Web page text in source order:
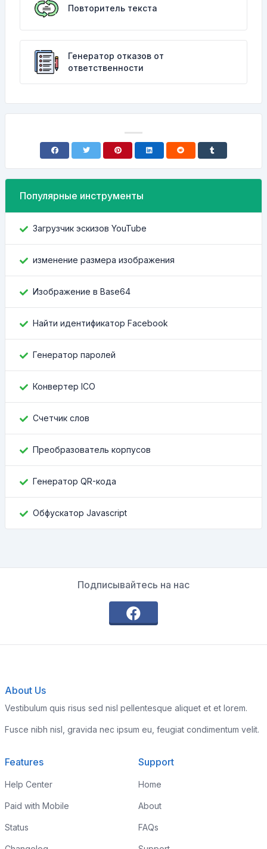
Повторитель текста
Генератор отказов от
ответственности
Популярные инструменты
Загрузчик эскизов YouTube
изменение размера изображения
Изображение в Base64
Найти идентификатор Facebook
Генератор паролей
Конвертер ICO
Счетчик слов
Преобразователь корпусов
Генератор QR-кода
Обфускатор Javascript
Подписывайтесь на нас
About Us
Vestibulum quis risus sed nisl pellentesque aliquet et et lorem.
Fusce nibh nisl, gravida nec ipsum eu, feugiat condimentum velit.
Features
Help Center
Paid with Mobile
Status
Support
Home
About
FAQs